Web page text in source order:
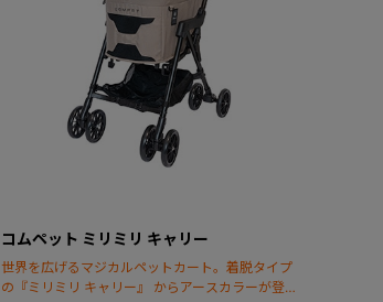
コムペット ミリミリ キャリー
世界を広げるマジカルペットカート。着脱タイプ
の『ミリミリ キャリー』 からアースカラーが登